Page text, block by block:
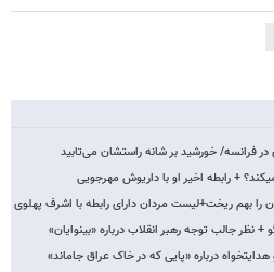
فرانسه/ خورشید بر شانه‌ راستشان می‌تابید
+ رابطه اخیر او با داریوش مهرجویی
را بهم ریخت+لیست مردان دارای رابطه با اشرف پهلوی
نظر جالب توجه رهبر انقلاب درباره «بینوایان»
درباره «پایی که در خاک عراق جاماند»